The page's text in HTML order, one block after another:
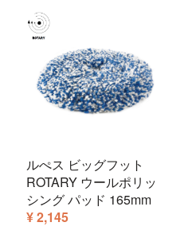
ルぺス ビッグフット
ROTARY ウールポリッ
シング パッド 165mm
¥ 2,145